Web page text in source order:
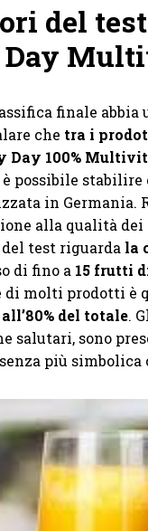
del
Day
finale
che tra i
Day 100%
è possibile
in Germania.
alla qualità
test riguarda la
di fino a 15 frutti
di molti prodotti è
del totale.
salutari, sono
più